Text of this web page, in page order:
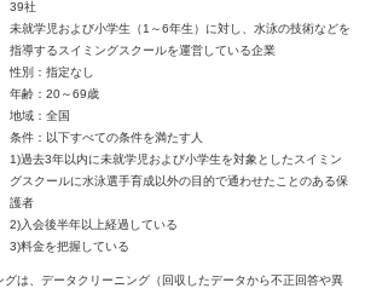
39社
未就学児および小学生（1～6年生）に対し、水泳の技術などを
指導するスイミングスクールを運営している企業
性別：指定なし
年齢：20～69歳
地域：全国
条件：以下すべての条件を満たす人
1)過去3年以内に未就学児および小学生を対象としたスイミン
グスクールに水泳選手育成以外の目的で通わせたことのある保
護者
2)入会後半年以上経過している
3)料金を把握している
は、データクリーニング（回収したデータから不正回答や異